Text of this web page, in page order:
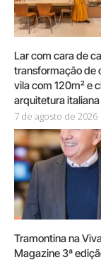
Lar com cara de
transformação de
vila com 120m² e
arquitetura italiana
7 de agosto de 2026
Tramontina na
Magazine 3ª